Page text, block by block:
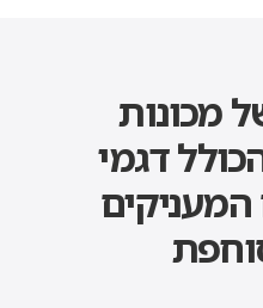
מכונות
דגמי
המעניקים